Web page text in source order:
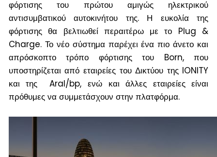
φόρτισης του πρώτου αμιγώς ηλεκτρικού
αντισυμβατικού αυτοκινήτου της. Η ευκολία της
φόρτισης θα βελτιωθεί περαιτέρω με το Plug &
Charge. Το νέο σύστημα παρέχει ένα πιο άνετο και
απρόσκοπτο τρόπο φόρτισης του Born, που
υποστηρίζεται από εταιρείες του Δικτύου της IONITY
και της Aral/bp, ενώ και άλλες εταιρείες είναι
πρόθυμες να συμμετάσχουν στην πλατφόρμα.